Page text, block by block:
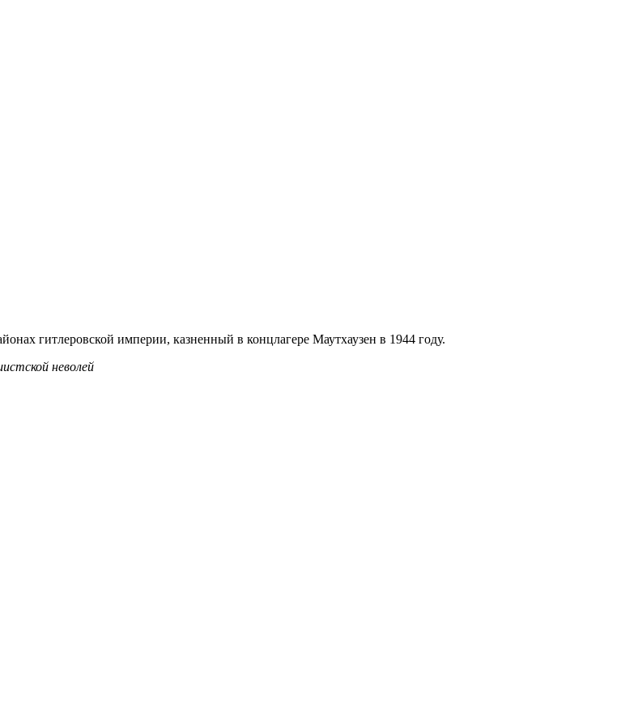
гитлеровской империи, казненный в концлагере Маутхаузен в 1944 году.
неволей